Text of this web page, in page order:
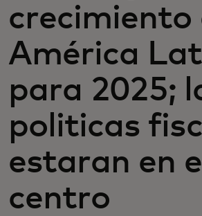
crecimiento
América
para 2025;
politicas
estaran en el
centro